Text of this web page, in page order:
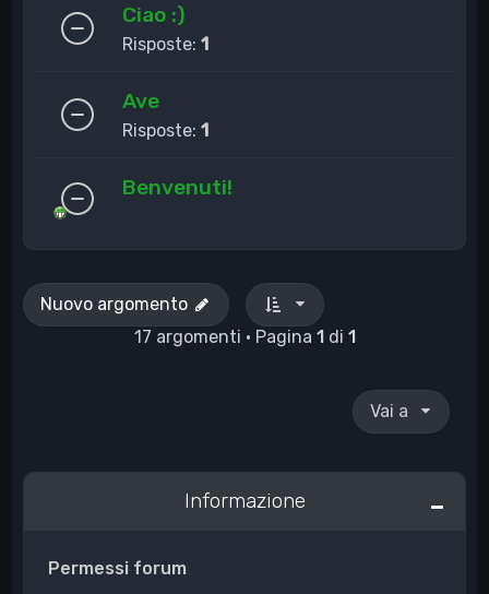
Ciao :)
Risposte:1
Ave
Risposte:1
Benvenuti!
Nuovo argomento
17 argomenti • Pagina 1 di 1
Vai a
Informazione
Permessi forum